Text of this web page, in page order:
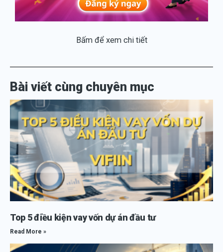
Bấm để xem chi tiết
Bài viết cùng chuyên mục
Top 5 điều kiện vay vốn dự án đầu tư
Read More »